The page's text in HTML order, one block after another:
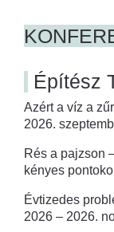
Építész
Azért a víz a
2026.
Rés a pajzson
kényes
Évtizedes
2026 – 2026.